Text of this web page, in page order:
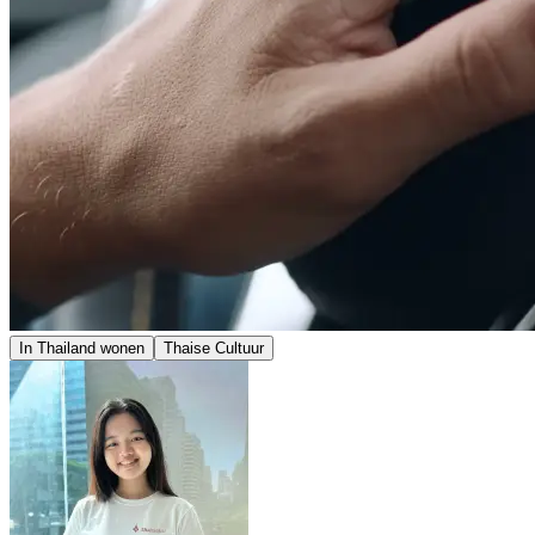
In Thailand wonen Thaise Cultuur